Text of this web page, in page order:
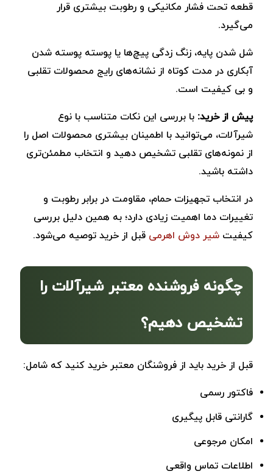
قطعه تحت فشار مکانیکی و رطوبت بیشتری قرار
می‌گیرد.
شل شدن پایه، زنگ ‌زدگی پیچ‌ها یا پوسته ‌پوسته شدن
آبکاری در مدت کوتاه از نشانه‌های رایج محصولات تقلبی
و بی کیفیت است.
پیش از خرید: با بررسی این نکات متناسب با نوع
شیرآلات، می‌توانید با اطمینان بیشتری محصولات اصل را
از نمونه‌های تقلبی تشخیص دهید و انتخاب مطمئن‌تری
داشته باشید.
در انتخاب تجهیزات حمام، مقاومت در برابر رطوبت و
تغییرات دما اهمیت زیادی دارد؛ به همین دلیل بررسی
کیفیت شیر دوش اهرمی قبل از خرید توصیه می‌شود.
چگونه فروشنده معتبر شیرآلات را
تشخیص دهیم؟
قبل از خرید باید از فروشنگان معتبر خرید کنید که شامل:
فاکتور رسمی
گارانتی قابل پیگیری
امکان مرجوعی
اطلاعات تماس واقعی